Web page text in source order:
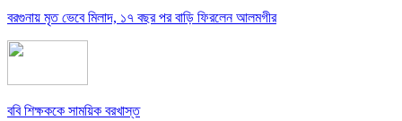
বরগুনায় মৃত ভেবে মিলাদ, ১৭ বছর পর বাড়ি ফিরলেন আলমগীর
ববি শিক্ষককে সাময়িক বরখাস্ত